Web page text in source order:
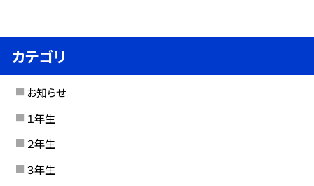
カテゴリ
お知らせ
１年生
２年生
３年生